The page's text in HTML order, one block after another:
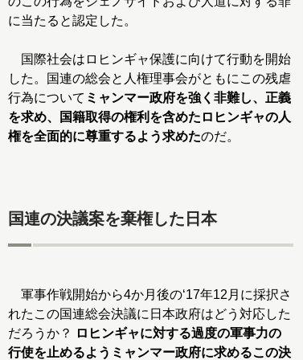
に当たると認定した。
国際社会はロヒンギャ保護に向けて行動を開始
した。国連の総会と人権理事会がともにこの残虐
行為について ミャンマー政府を強く非難し、正義
を求め、国籍取得の権利を含めたロヒンギャの人
権を全面的に尊重するよう求めたのだ。
国連の決議案を棄権した日本
軍事作戦開始から4か月後の‘17年12月に採択さ
れたこの国連総会決議に日本政府はどう対応した
だろうか？
ロヒンギャに対する過度の軍事力の
行使を止めるようミャンマー政府に求めるこの決